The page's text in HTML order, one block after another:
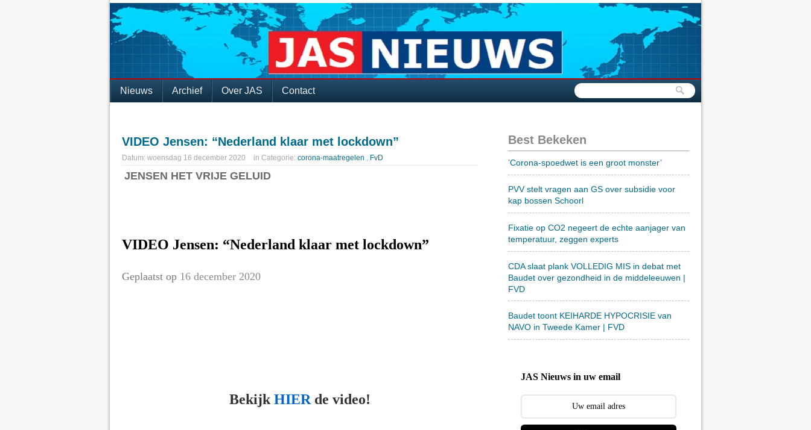
Nieuws Archief Over JAS Contact
VIDEO Jensen: “Nederland klaar met lockdown”
Datum: woensdag 16 december 2020 in Categorie: corona-maatregelen , FvD
JENSEN HET VRIJE GELUID
VIDEO Jensen: “Nederland klaar met lockdown”
Geplaatst op 16 december 2020
Bekijk HIER de video!
Best Bekeken
’Corona-spoedwet is een groot monster’
PVV stelt vragen aan GS over subsidie voor
kap bossen Schoorl
Fixatie op CO2 negeert de echte aanjager van
temperatuur, zeggen experts
CDA slaat plank VOLLEDIG MIS in debat met
Baudet over gezondheid in de middeleeuwen |
FVD
Baudet toont KEIHARDE HYPOCRISIE van
NAVO in Tweede Kamer | FVD
JAS Nieuws in uw email